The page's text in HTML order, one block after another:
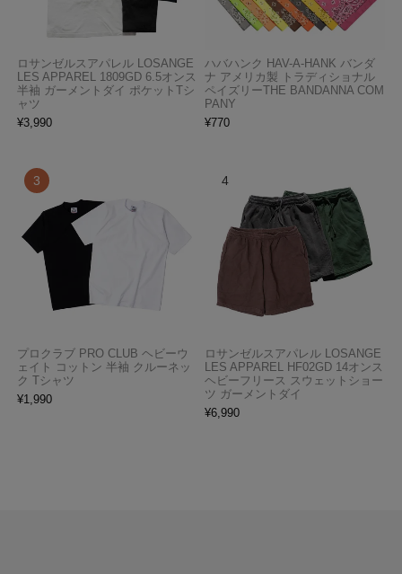
ロサンゼルスアパレル LOSANGE
LES APPAREL 1809GD 6.5オンス
半袖 ガーメントダイ ポケットTシ
ャツ
¥3,990
ハバハンク HAV-A-HANK バンダ
ナ アメリカ製 トラディショナル
ペイズリーTHE BANDANNA COM
PANY
¥770
プロクラブ PRO CLUB ヘビーウ
ェイト コットン 半袖 クルーネッ
ク Tシャツ
¥1,990
ロサンゼルスアパレル LOSANGE
LES APPAREL HF02GD 14オンス
ヘビーフリース スウェットショー
ツ ガーメントダイ
¥6,990